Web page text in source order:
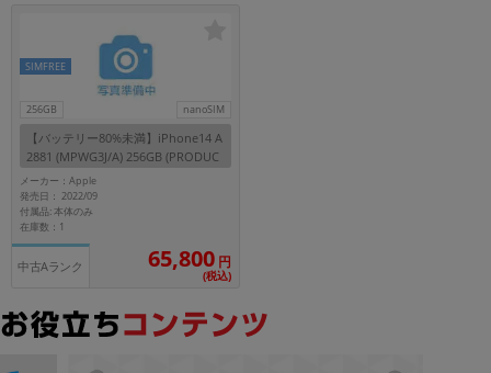
256GB nanoSIM
SIMFREE
【バッテリー80%未満】iPhone14 A
2881 (MPWG3J/A) 256GB (PRODUC
T)RED 【国内版SIMフリー】
メーカー：Apple
発売日： 2022/09
付属品: 本体のみ
在庫数：1
中古Aランク 65,800 円
(税込)